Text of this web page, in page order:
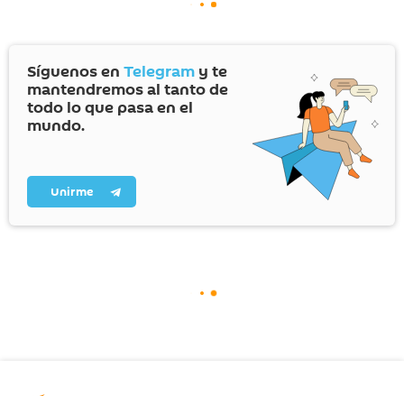
Síguenos en Telegram y te
mantendremos al tanto de
todo lo que pasa en el
mundo.
Unirme